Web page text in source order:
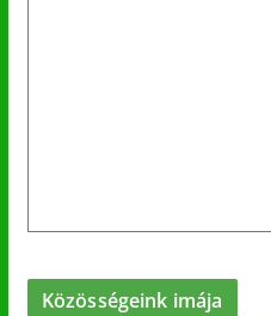
Közösségeink imája